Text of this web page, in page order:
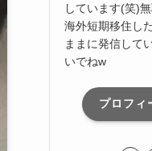
しています(笑)
海外短期移住し
ままに発信して
いでねw
プロフィ